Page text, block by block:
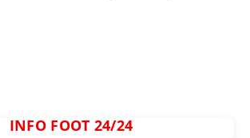
INFO FOOT 24/24